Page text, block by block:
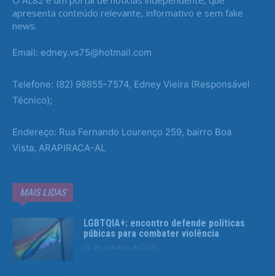
apresenta conteúdo relevante, informativo e sem fake
news.
Email: edney.vs75@hotmail.com
Telefone: (82) 98855-7574, Edney Vieira (Responsável
Técnico);
Endereço: Rua Fernando Lourenço 259, bairro Boa
Vista, ARAPIRACA-AL
MAIS LIDAS
LGBTQIA+: encontro defende políticas
púbicas para combater violência
22 de outubro de 2025